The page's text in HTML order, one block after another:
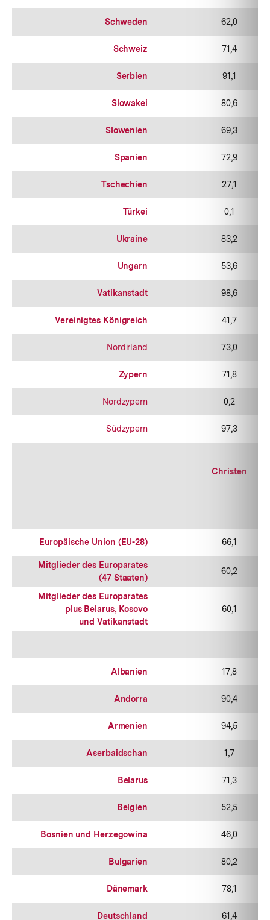
Schweden 62,0
Schweiz 71,4
Serbien 91,1
Slowakei 80,6
Slowenien 69,3
Spanien 72,9
Tschechien 27,1
Türkei 0,1
Ukraine 83,2
Ungarn 53,6
Vatikanstadt 98,6
Vereinigtes Königreich 41,7
Nordirland 73,0
Zypern 71,8
Nordzypern 0,2
Südzypern 97,3
Christen
Europäische Union (EU-28) 66,1
Mitglieder des Europarates
(47 Staaten)
60,2
Mitglieder des Europarates
plus Belarus, Kosovo
und Vatikanstadt
60,1
Albanien 17,8
Andorra 90,4
Armenien 94,5
Aserbaidschan 1,7
Belarus 71,3
Belgien 52,5
Bosnien und Herzegowina 46,0
Bulgarien 80,2
Dänemark 78,1
Deutschland 61,4